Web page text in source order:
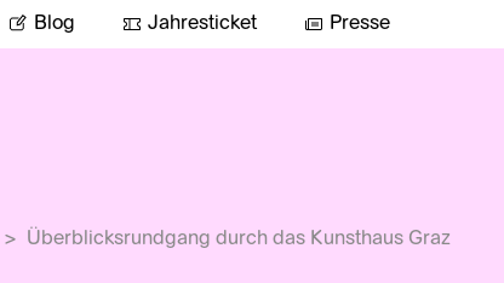
Blog Jahresticket Presse
> Überblicksrundgang durch das Kunsthaus Graz